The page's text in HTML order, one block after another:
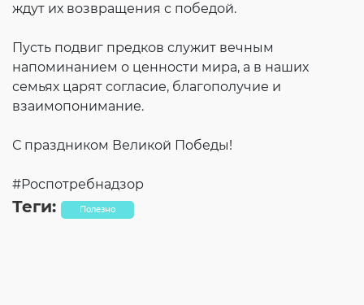
ждут их возвращения с победой.
Пусть подвиг предков служит вечным
напоминанием о ценности мира, а в наших
семьях царят согласие, благополучие и
взаимопонимание.
С праздником Великой Победы!
#Роспотребнадзор
Теги: Полезно